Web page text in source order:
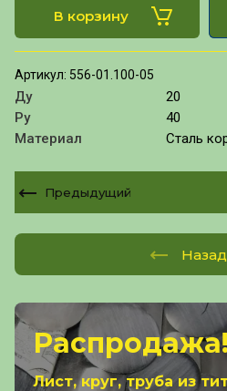
Лист, круг, труба из
В корзину
Артикул: 556-01.100-05
Ду
20
Ру
40
Материал
Сталь
Предыдущий
Назад